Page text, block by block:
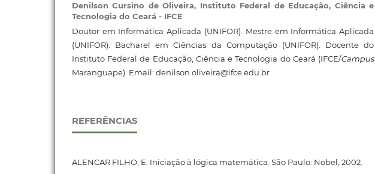
Denilson Cursino de Oliveira, Instituto Federal de Educação, Ciência e
Tecnologia do Ceará - IFCE
Doutor em Informática Aplicada (UNIFOR). Mestre em Informática Aplicada
(UNIFOR). Bacharel em Ciências da Computação (UNIFOR). Docente do
Instituto Federal de Educação, Ciência e Tecnologia do Ceará (IFCE/Campus
Maranguape). Email: denilson.oliveira@ifce.edu.br
REFERÊNCIAS
ALENCAR FILHO, E. Iniciação à lógica matemática. São Paulo: Nobel, 2002.